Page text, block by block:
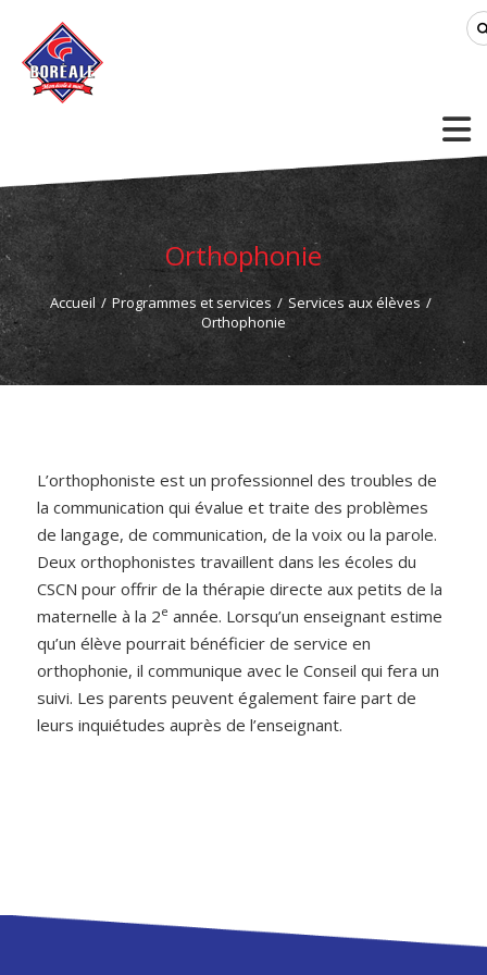
Orthophonie
Accueil / Programmes et services / Services aux élèves /
Orthophonie
L’orthophoniste est un professionnel des troubles de
la communication qui évalue et traite des problèmes
de langage, de communication, de la voix ou la parole.
Deux orthophonistes travaillent dans les écoles du
CSCN pour offrir de la thérapie directe aux petits de la
maternelle à la 2e année. Lorsqu’un enseignant estime
qu’un élève pourrait bénéficier de service en
orthophonie, il communique avec le Conseil qui fera un
suivi. Les parents peuvent également faire part de
leurs inquiétudes auprès de l’enseignant.